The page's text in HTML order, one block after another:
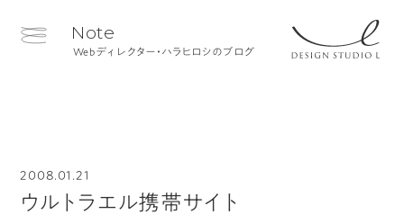
Note
Webディレクター・ハラヒロシのブログ
2008.01.21
ウルトラエル携帯サイト